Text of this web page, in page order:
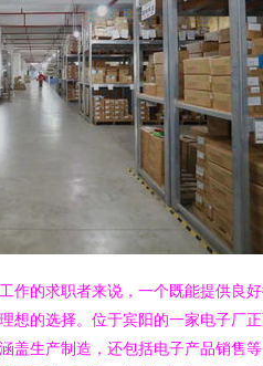
作的求职者来说，一个既能提供良
想的选择。位于宾阳的一家电子厂
盖生产制造，还包括电子产品销售